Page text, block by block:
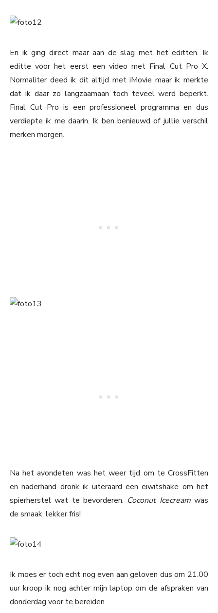
En ik ging direct maar aan de slag met het editten. Ik
editte voor het eerst een video met Final Cut Pro X.
Normaliter deed ik dit altijd met iMovie maar ik merkte
dat ik daar zo langzaamaan toch teveel werd beperkt.
Final Cut Pro is een professioneel programma en dus
verdiepte ik me daarin. Ik ben benieuwd of jullie verschil
merken morgen.
Na het avondeten was het weer tijd om te CrossFitten
en naderhand dronk ik uiteraard een eiwitshake om het
spierherstel wat te bevorderen. Coconut Icecreamwas
de smaak, lekker fris!
Ik moes er toch echt nog even aan geloven dus om 21.00
uur kroop ik nog achter mijn laptop om de afspraken van
donderdag voor te bereiden.